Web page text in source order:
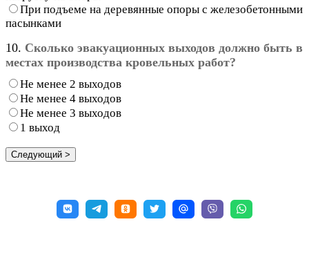
При подъеме на деревянные опоры с железобетонными
пасынками
10. Сколько эвакуационных выходов должно быть в
местах производства кровельных работ?
Не менее 2 выходов
Не менее 4 выходов
Не менее 3 выходов
1 выход